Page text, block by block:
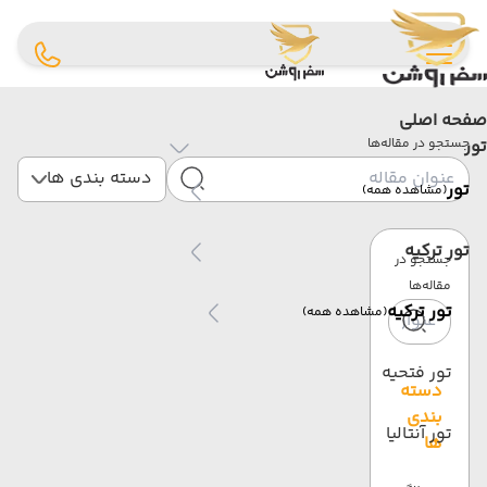
صفحه اصلی
تور
تور(مشاهده همه)
تور ترکیه
تور ترکیه(مشاهده همه)
تور فتحیه
تور آنتالیا
جستجو در مقاله‌ها
دسته بندی ها
جستجو در
مقاله‌ها
دسته
بندی
ها